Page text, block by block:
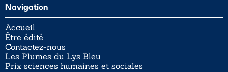
Navigation
Accueil
Être édité
Contactez-nous
Les Plumes du Lys Bleu
Prix sciences humaines et sociales